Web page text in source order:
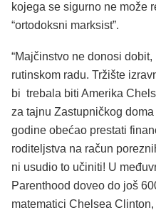
kojega se sigurno ne može
“ortodoksni marksist”.
“Majčinstvo ne donosi
rutinskom radu. Tržište
bi trebala biti Amerika
za tajnu Zastupničkog
godine obećao prestati
roditeljstva na račun
ni usudio to učiniti! U
Parenthood doveo do još
matematici Chelsea